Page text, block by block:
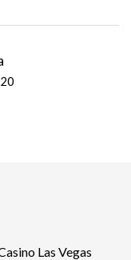
Las Vegas